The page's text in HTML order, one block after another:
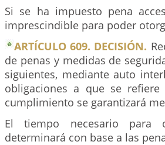
Si se ha impuesto pena
imprescindible para poder
ARTÍCULO 609. DECISIÓN.
de penas y medidas de
siguientes, mediante auto
obligaciones a que se
cumplimiento se garantizará
El tiempo necesario para
determinará con base a las